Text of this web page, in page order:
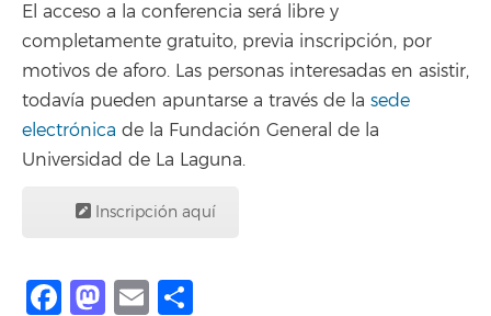
El acceso a la conferencia será libre y
completamente gratuito, previa inscripción, por
motivos de aforo. Las personas interesadas en asistir,
todavía pueden apuntarse a través de la sede
electrónica de la Fundación General de la
Universidad de La Laguna.
Inscripción aquí
Facebook
Mastodon
Email